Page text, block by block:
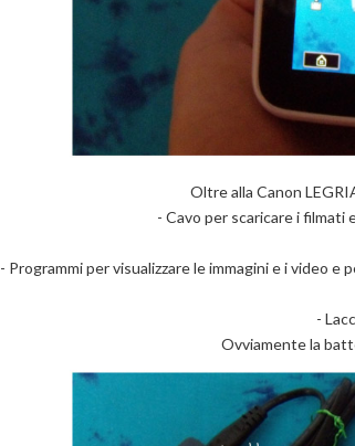
Oltre alla Canon
- Cavo per scaricare i filmati
- Programmi per visualizzare le immagini e i video e
-
Ovviamente la